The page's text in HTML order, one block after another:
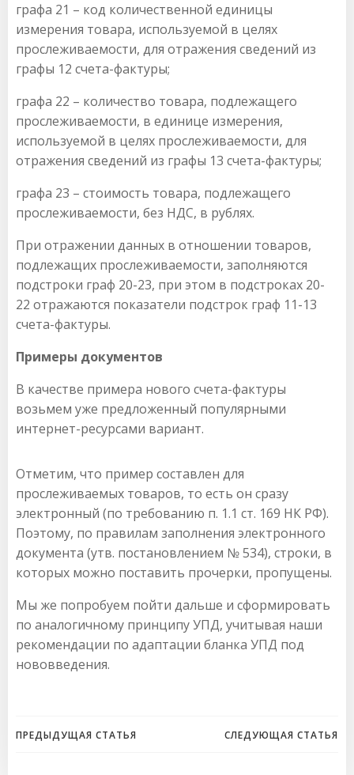
графа 21 – код количественной единицы
измерения товара, используемой в целях
прослеживаемости, для отражения сведений из
графы 12 счета-фактуры;
графа 22 – количество товара, подлежащего
прослеживаемости, в единице измерения,
используемой в целях прослеживаемости, для
отражения сведений из графы 13 счета-фактуры;
графа 23 – стоимость товара, подлежащего
прослеживаемости, без НДС, в рублях.
При отражении данных в отношении товаров,
подлежащих прослеживаемости, заполняются
подстроки граф 20-23, при этом в подстроках 20-
22 отражаются показатели подстрок граф 11-13
счета-фактуры.
Примеры документов
В качестве примера нового счета-фактуры
возьмем уже предложенный популярными
интернет-ресурсами вариант.
Отметим, что пример составлен для
прослеживаемых товаров, то есть он сразу
электронный (по требованию п. 1.1 ст. 169 НК РФ).
Поэтому, по правилам заполнения электронного
документа (утв. постановлением № 534), строки, в
которых можно поставить прочерки, пропущены.
Мы же попробуем пойти дальше и сформировать
по аналогичному принципу УПД, учитывая наши
рекомендации по адаптации бланка УПД под
нововведения.
Навигация
ПРЕДЫДУЩАЯ СТАТЬЯ
Навигация
СЛЕДУЮЩАЯ СТАТЬЯ